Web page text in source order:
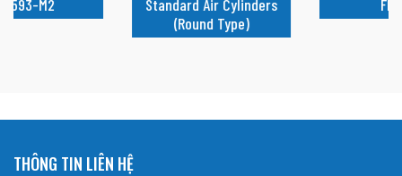
Standard Air Cylinders
(Round Type)
FR 676
THÔNG TIN LIÊN HỆ